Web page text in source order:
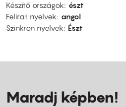
Készítő országok
észt
Felirat nyelvek
angol
Szinkron nyelvek
Észt
Maradj képben!